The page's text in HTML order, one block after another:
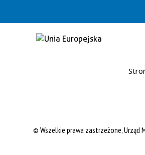
© Wszelkie prawa zastrzeżone, Urząd